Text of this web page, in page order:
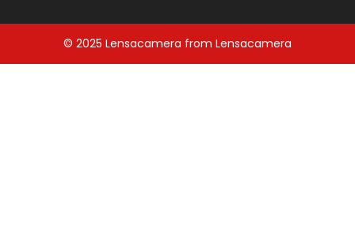
© 2025 Lensacamera from Lensacamera